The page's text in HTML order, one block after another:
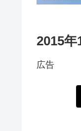
2015
広告